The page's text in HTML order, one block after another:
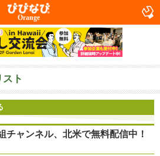
Orange
ト
チャンネル、北米で無料配信中！